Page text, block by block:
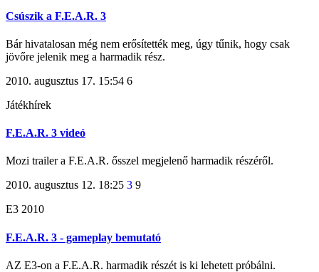
Csúszik a F.E.A.R. 3
Bár hivatalosan még nem erősítették meg, úgy tűnik, hogy csak
jövőre jelenik meg a harmadik rész.
2010. augusztus 17. 15:54 6
Játékhírek
F.E.A.R. 3 videó
Mozi trailer a F.E.A.R. ősszel megjelenő harmadik részéről.
2010. augusztus 12. 18:25 3 9
E3 2010
F.E.A.R. 3 - gameplay bemutató
AZ E3-on a F.E.A.R. harmadik részét is ki lehetett próbálni.